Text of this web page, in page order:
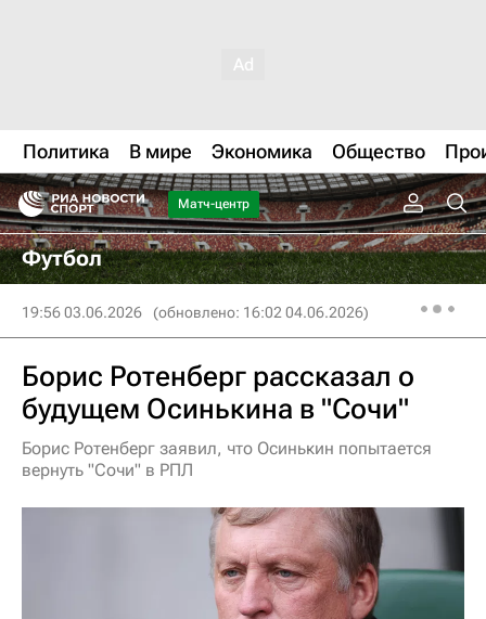
Политика В мире Экономика Общество
Матч-центр
Футбол
19:56 03.06.2026 (обновлено: 16:02 04.06.2026)
Борис Ротенберг рассказал о
будущем Осинькина в "Сочи"
Борис Ротенберг заявил, что Осинькин попытается
вернуть "Сочи" в РПЛ